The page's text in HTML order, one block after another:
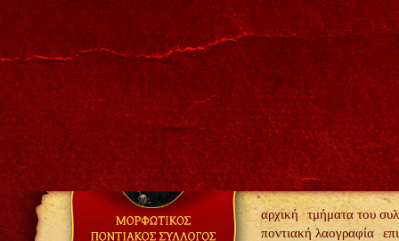
αρχική
τμήματα του
ποντιακή λαογραφία